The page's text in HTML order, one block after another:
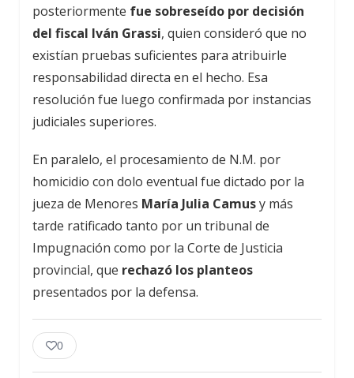
posteriormente fue sobreseído por decisión
del fiscal Iván Grassi, quien consideró que no
existían pruebas suficientes para atribuirle
responsabilidad directa en el hecho. Esa
resolución fue luego confirmada por instancias
judiciales superiores.
En paralelo, el procesamiento de N.M. por
homicidio con dolo eventual fue dictado por la
jueza de Menores María Julia Camusy más
tarde ratificado tanto por un tribunal de
Impugnación como por la Corte de Justicia
provincial, que rechazó los planteos
presentados por la defensa.
0